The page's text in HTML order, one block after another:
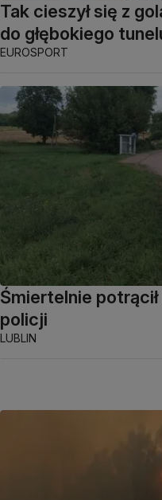
Tak cieszył się z
do głębokiego
EUROSPORT
Śmiertelnie
policji
LUBLIN